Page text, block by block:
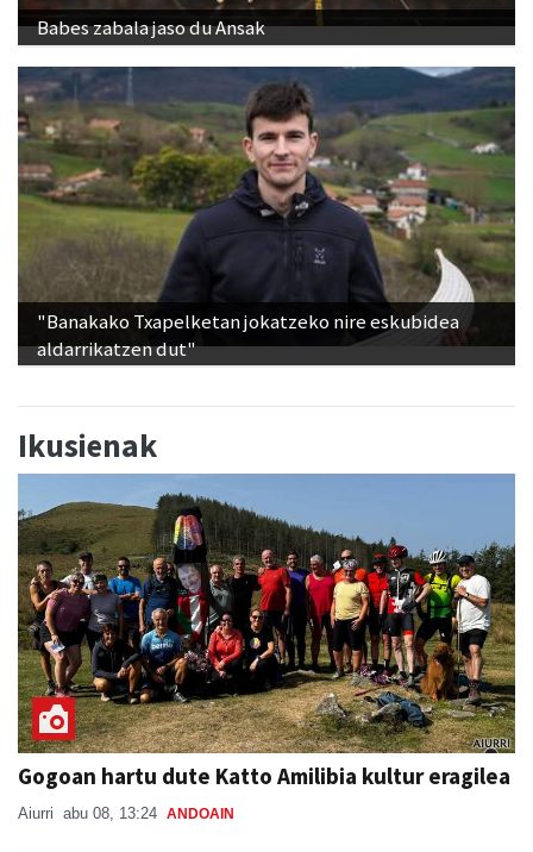
Babes zabala jaso du Ansak
"Banakako Txapelketan jokatzeko nire eskubidea
aldarrikatzen dut"
Ikusienak
Gogoan hartu dute Katto Amilibia kultur eragilea
Aiurri abu 08, 13:24 ANDOAIN